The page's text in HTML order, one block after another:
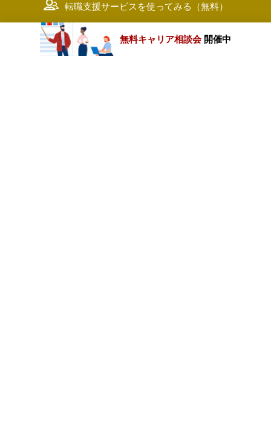
転職支援サービスを使ってみる（無料）
無料キャリア相談会 開催中